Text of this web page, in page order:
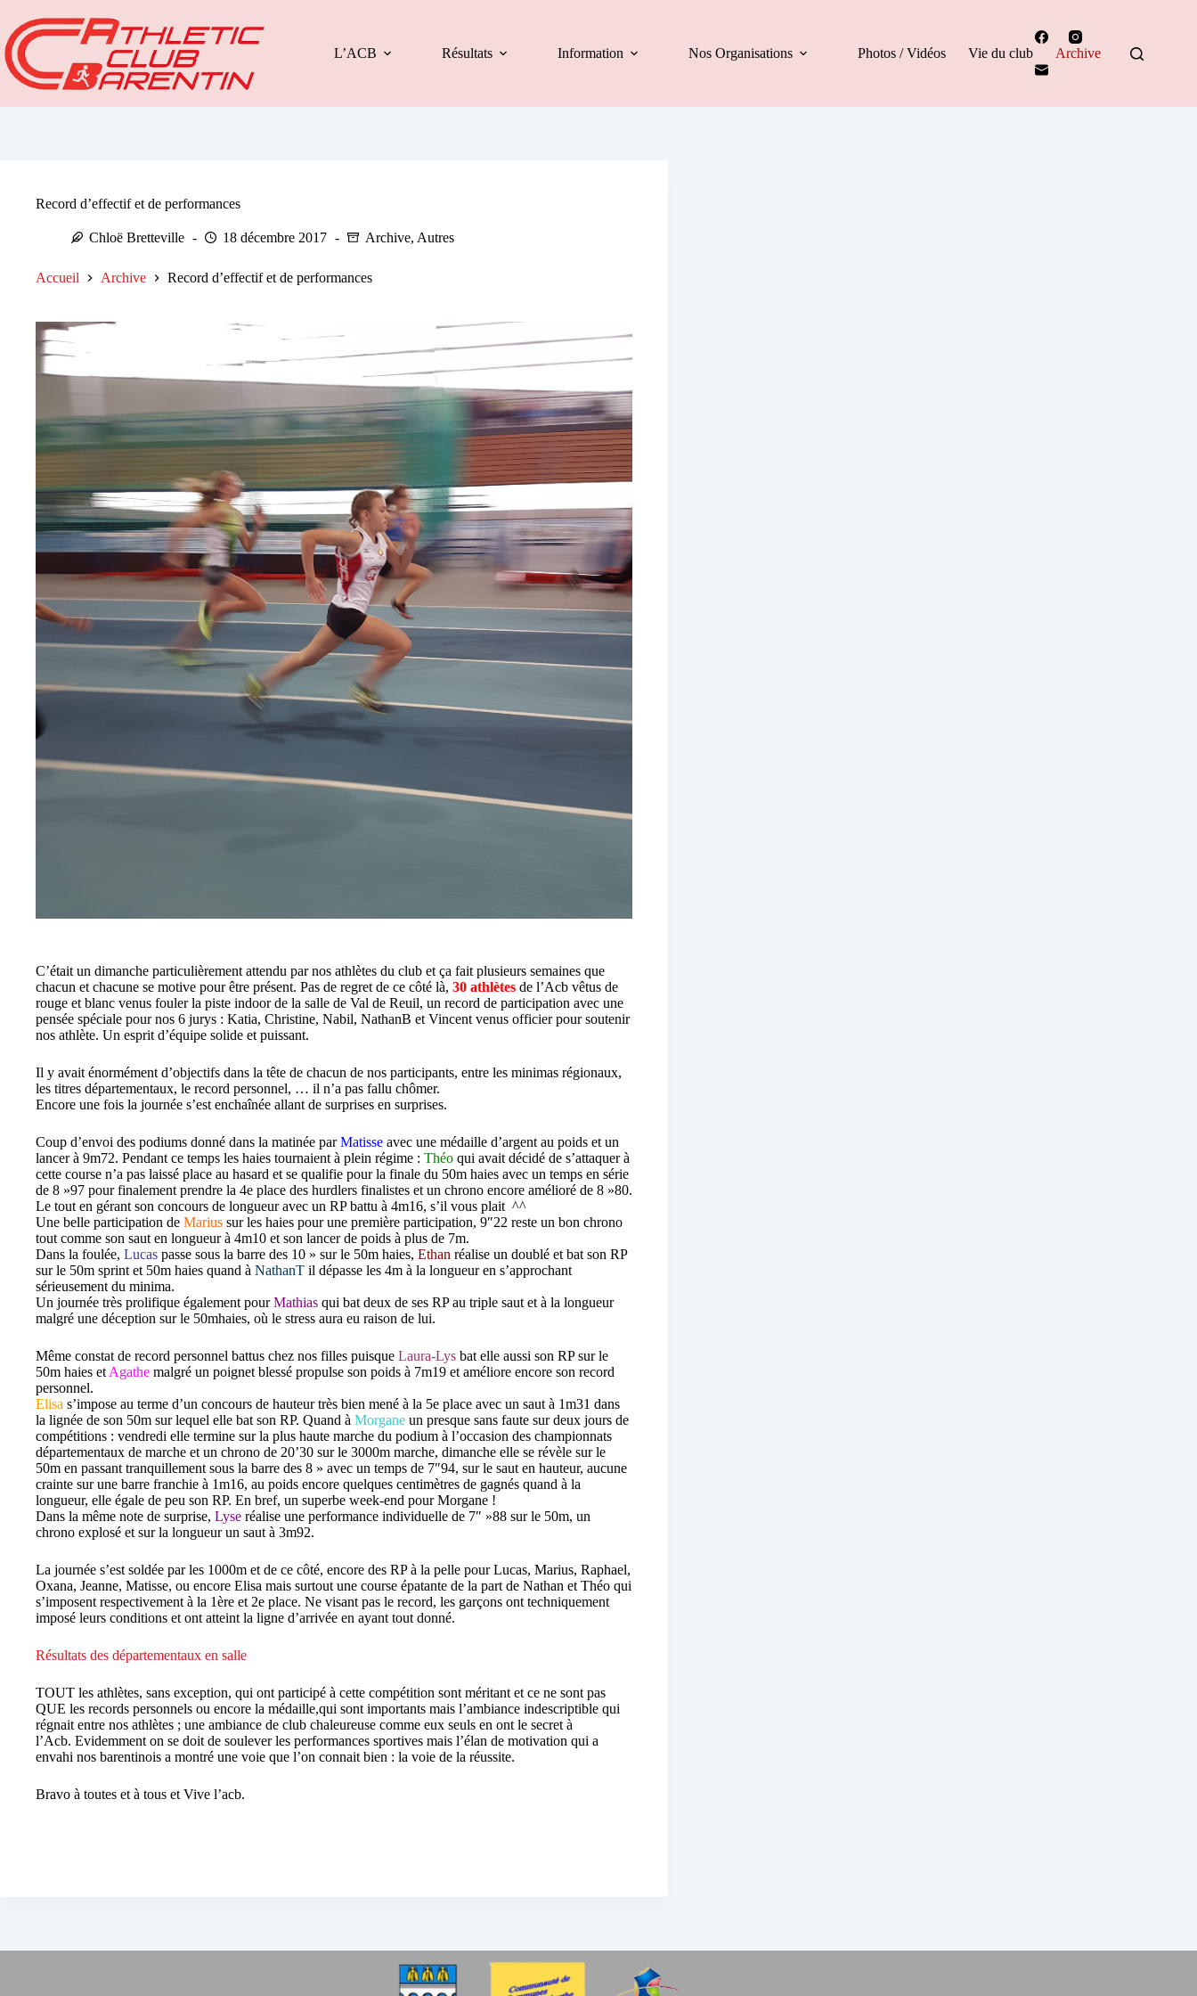
contenu
L’ACB
Résultats Information Nos Organisations Photos / Vidéos Vie du club Archive
Record d’effectif et de performances
Chloë Bretteville 18 décembre 2017 Archive, Autres
Accueil Archive Record d’effectif et de performances
C’était un dimanche particulièrement attendu par nos athlètes du club et ça fait plusieurs semaines que
chacun et chacune se motive pour être présent. Pas de regret de ce côté là, 30 athlètes de l’Acb vêtus de
rouge et blanc venus fouler la piste indoor de la salle de Val de Reuil, un record de participation avec une
pensée spéciale pour nos 6 jurys : Katia, Christine, Nabil, NathanB et Vincent venus officier pour soutenir
nos athlète. Un esprit d’équipe solide et puissant.
Il y avait énormément d’objectifs dans la tête de chacun de nos participants, entre les minimas régionaux,
les titres départementaux, le record personnel, … il n’a pas fallu chômer.
Encore une fois la journée s’est enchaînée allant de surprises en surprises.
Coup d’envoi des podiums donné dans la matinée parMatisse avec une médaille d’argent au poids et un
lancer à 9m72. Pendant ce temps les haies tournaient à plein régime : Théo qui avait décidé de s’attaquer à
cette course n’a pas laissé place au hasard et se qualifie pour la finale du 50m haies avec un temps en série
de 8 »97 pour finalement prendre la 4e place des hurdlers finalistes et un chrono encore amélioré de 8 »80.
Le tout en gérant son concours de longueur avec un RP battu à 4m16, s’il vous plait ^^
Une belle participation de Marius sur les haies pour une première participation, 9″22 reste un bon chrono
tout comme son saut en longueur à 4m10 et son lancer de poids à plus de 7m.
Dans la foulée, Lucas passe sous la barre des 10 » sur le 50m haies, Ethan réalise un doublé et bat son RP
sur le 50m sprint et 50m haies quand à NathanT il dépasse les 4m à la longueur en s’approchant
sérieusement du minima.
Un journée très prolifique également pourMathias qui bat deux de ses RP au triple saut et à la longueur
malgré une déception sur le 50mhaies, où le stress aura eu raison de lui.
Même constat de record personnel battus chez nos filles puisque Laura-Lys bat elle aussi son RP sur le
50m haies et Agathe malgré un poignet blessé propulse son poids à 7m19 et améliore encore son record
personnel.
Elisa s’impose au terme d’un concours de hauteur très bien mené à la 5e place avec un saut à 1m31 dans
la lignée de son 50m sur lequel elle bat son RP. Quand à Morgane un presque sans faute sur deux jours de
compétitions : vendredi elle termine sur la plus haute marche du podium à l’occasion des championnats
départementaux de marche et un chrono de 20’30 sur le 3000m marche, dimanche elle se révèle sur le
50m en passant tranquillement sous la barre des 8 » avec un temps de 7″94, sur le saut en hauteur, aucune
crainte sur une barre franchie à 1m16, au poids encore quelques centimètres de gagnés quand à la
longueur, elle égale de peu son RP. En bref, un superbe week-end pour Morgane !
Dans la même note de surprise, Lyse réalise une performance individuelle de 7″ »88 sur le 50m, un
chrono explosé et sur la longueur un saut à 3m92.
La journée s’est soldée par les 1000m et de ce côté, encore des RP à la pelle pour Lucas, Marius, Raphael,
Oxana, Jeanne, Matisse, ou encore Elisa mais surtout une course épatante de la part de Nathan et Théo qui
s’imposent respectivement à la 1ère et 2e place. Ne visant pas le record, les garçons ont techniquement
imposé leurs conditions et ont atteint la ligne d’arrivée en ayant tout donné.
Résultats des départementaux en salle
TOUT les athlètes, sans exception, qui ont participé à cette compétition sont méritant et ce ne sont pas
QUE les records personnels ou encore la médaille,qui sont importants mais l’ambiance indescriptible qui
régnait entre nos athlètes ; une ambiance de club chaleureuse comme eux seuls en ont le secret à
l’Acb. Evidemment on se doit de soulever les performances sportives mais l’élan de motivation qui a
envahi nos barentinois a montré une voie que l’on connait bien : la voie de la réussite.
Bravo à toutes et à tous et Vive l’acb.